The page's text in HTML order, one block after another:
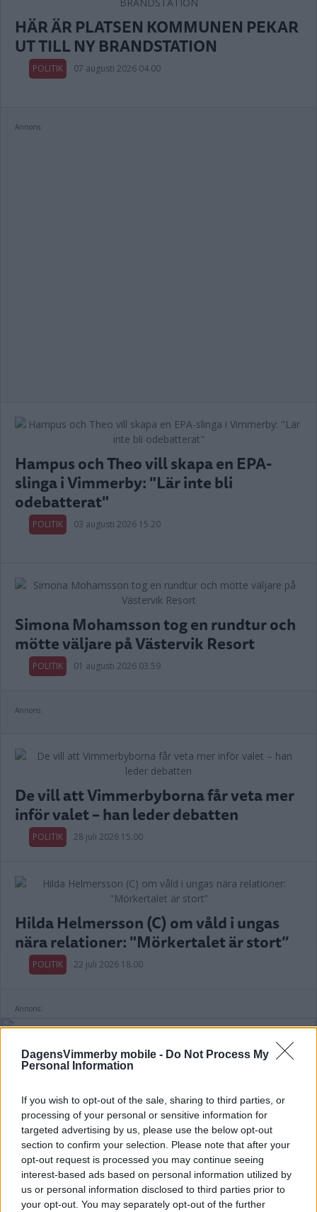
DagensVimmerby mobile - Do Not Process My
Personal Information
If you wish to opt-out of the sale, sharing to third parties, or
processing of your personal or sensitive information for
targeted advertising by us, please use the below opt-out
section to confirm your selection. Please note that after your
opt-out request is processed you may continue seeing
interest-based ads based on personal information utilized by
us or personal information disclosed to third parties prior to
your opt-out. You may separately opt-out of the further
HÄR ÄR PLATSEN KOMMUNEN PEKAR
UT TILL NY BRANDSTATION
POLITIK 07 augusti 2026 04.00
Annons:
Hampus och Theo vill skapa en EPA-
slinga i Vimmerby: "Lär inte bli
odebatterat"
POLITIK 03 augusti 2026 15.20
Simona Mohamsson tog en rundtur och
mötte väljare på Västervik Resort
POLITIK 01 augusti 2026 03.59
Annons:
De vill att Vimmerbyborna får veta mer
inför valet – han leder debatten
POLITIK 28 juli 2026 15.00
Hilda Helmersson (C) om våld i ungas
nära relationer: "Mörkertalet är stort”
POLITIK 22 juli 2026 18.00
Annons:
Var tredje kvinna utsatt för våld –
toppolitiker vill se ökat stöd
POLITIK 21 juli 2026 04.00